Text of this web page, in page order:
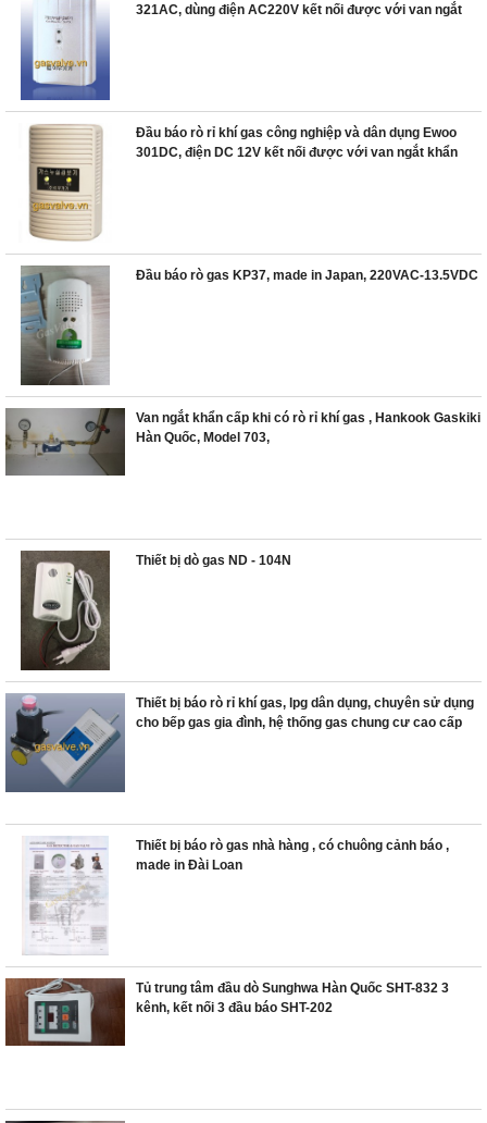
321AC, dùng điện AC220V kết nối được với van ngắt
Đầu báo rò rỉ khí gas công nghiệp và dân dụng Ewoo
301DC, điện DC 12V kết nối được với van ngắt khẩn
Đầu báo rò gas KP37, made in Japan, 220VAC-13.5VDC
Van ngắt khẩn cấp khi có rò rỉ khí gas , Hankook Gaskiki
Hàn Quốc, Model 703,
Thiết bị dò gas ND ­- 104N
Thiết bị báo rò rỉ khí gas, lpg dân dụng, chuyên sử dụng
cho bếp gas gia đình, hệ thống gas chung cư cao cấp
Thiết bị báo rò gas nhà hàng , có chuông cảnh báo ,
made in Đài Loan
Tủ trung tâm đầu dò Sunghwa Hàn Quốc SHT-832 3
kênh, kết nối 3 đầu báo SHT-202